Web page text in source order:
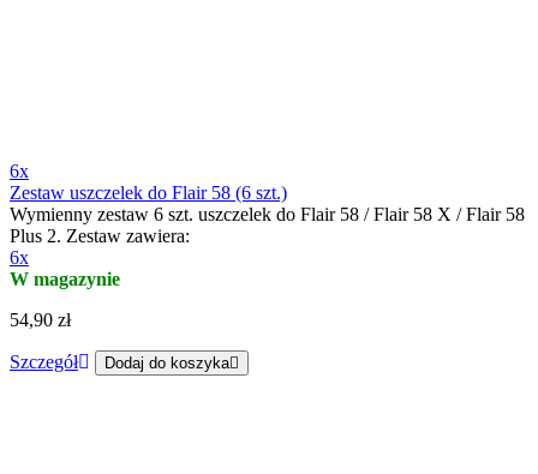
6x
Zestaw uszczelek do Flair 58 (6 szt.)
Wymienny zestaw 6 szt. uszczelek do Flair 58 / Flair 58 X / Flair 58
Plus 2. Zestaw zawiera:
6x
W magazynie
54,90 zł
Szczegół Dodaj do koszyka